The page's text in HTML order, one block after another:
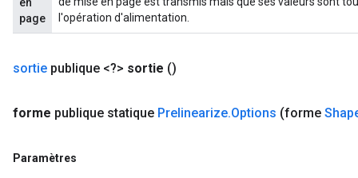
page
l'opération d'alimentation.
sortie publique <?> sortie ()
forme publique statique Prelinearize.Options (forme
Paramètres